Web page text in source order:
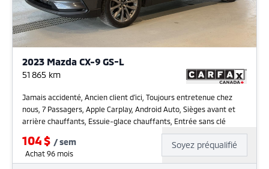
2023 Mazda CX-9 GS-L
51 865 km
Jamais accidenté, Ancien client d'ici, Toujours entretenue chez
nous, 7 Passagers, Apple Carplay, Android Auto, Sièges avant et
arrière chauffants, Essuie-glace chauffants, Entrée sans clé
104$ /sem
Achat 96 mois
Soyez préqualifié